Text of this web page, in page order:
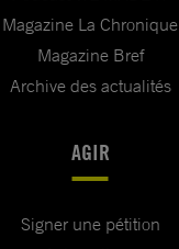
Magazine La Chronique
Magazine Bref
Archive des actualités
AGIR
Signer une pétition